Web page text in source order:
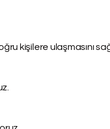
kişilere ulaşmasını